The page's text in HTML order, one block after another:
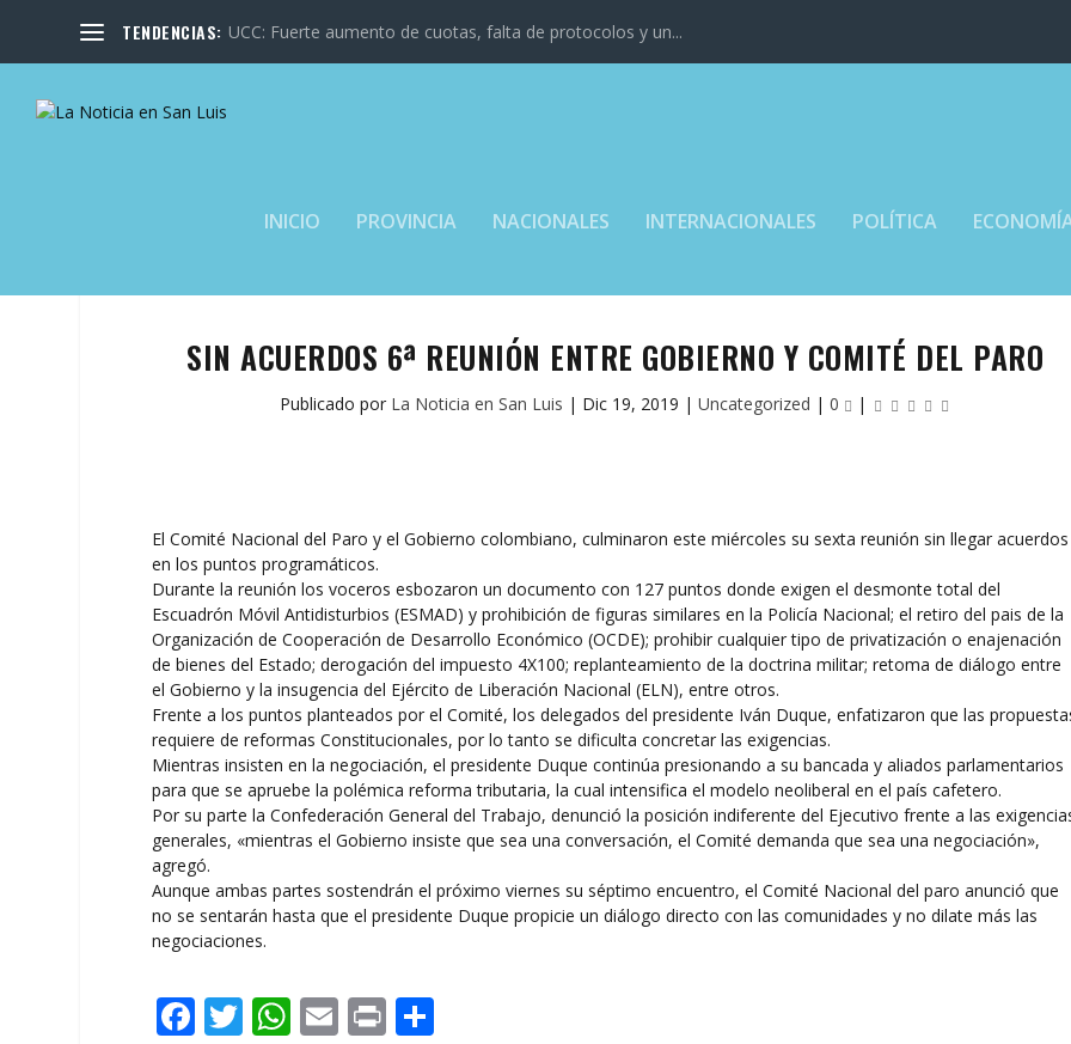
TENDENCIAS: UCC: Fuerte aumento de cuotas, falta de protocolos y un...
INICIO PROVINCIA NACIONALES INTERNACIONALES POLÍTICA
SIN ACUERDOS 6ª REUNIÓN ENTRE GOBIERNO Y COMITÉ DEL PARO
Publicado por La Noticia en San Luis | Dic 19, 2019 |Uncategorized |0 |
El Comité Nacional del Paro y el Gobierno colombiano, culminaron este miércoles su sexta reunión sin llegar acuerdos
en los puntos programáticos.
Durante la reunión los voceros esbozaron un documento con 127 puntos donde exigen el desmonte total del
Escuadrón Móvil Antidisturbios (ESMAD) y prohibición de figuras similares en la Policía Nacional; el retiro del pais de la
Organización de Cooperación de Desarrollo Económico (OCDE); prohibir cualquier tipo de privatización o enajenación
de bienes del Estado; derogación del impuesto 4X100; replanteamiento de la doctrina militar; retoma de diálogo entre
el Gobierno y la insugencia del Ejército de Liberación Nacional (ELN), entre otros.
Frente a los puntos planteados por el Comité, los delegados del presidente Iván Duque, enfatizaron que las
requiere de reformas Constitucionales, por lo tanto se dificulta concretar las exigencias.
Mientras insisten en la negociación, el presidente Duque continúa presionando a su bancada y aliados parlamentarios
para que se apruebe la polémica reforma tributaria, la cual intensifica el modelo neoliberal en el país cafetero.
Por su parte la Confederación General del Trabajo, denunció la posición indiferente del Ejecutivo frente a las
generales, «mientras el Gobierno insiste que sea una conversación, el Comité demanda que sea una negociación»,
agregó.
Aunque ambas partes sostendrán el próximo viernes su séptimo encuentro, el Comité Nacional del paro anunció que
no se sentarán hasta que el presidente Duque propicie un diálogo directo con las comunidades y no dilate más las
negociaciones.
F T W E Pr